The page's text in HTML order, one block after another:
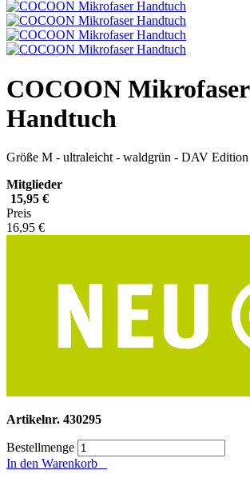
COCOON Mikrofaser
Handtuch
Größe M - ultraleicht - waldgrün - DAV Edition
Mitglieder
15,95 €
Preis
16,95 €
Artikelnr. 430295
Bestellmenge
In den Warenkorb